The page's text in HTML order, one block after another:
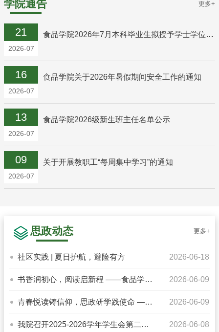
学院通告 更多+
21
2026-07
食品学院2026年7月本科毕业生拟授予学士学位学生名单公示
16
2026-07
食品学院关于2026年暑假期间安全工作的通知
13
2026-07
食品学院2026级新生班主任名单公示
09
2026-07
关于开展教职工“每周集中学习”的通知
思政动态 更多+
社区实践 | 夏日护航，避险有方 2026-06-18
书香润初心，阅读启新程 ——食品学院
青马班举办读书交流会
2026-06-09
青春悦读铸信仰，思政研学践使命 ——
食品学院青马班参观真维斯思...
2026-06-09
我院召开2025-2026学年学生会第二次 2026-06-08